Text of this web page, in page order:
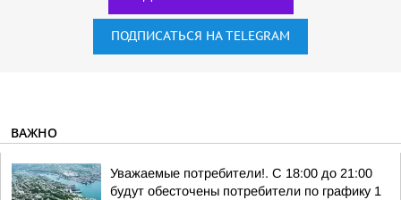
ПОДПИСАТЬСЯ НА TELEGRAM
ВАЖНО
Уважаемые потребители!. С 18:00 до 21:00
будут обесточены потребители по графику 1